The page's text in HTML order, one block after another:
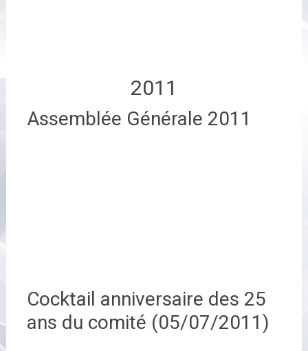
2011
Assemblée Générale 2011
Cocktail anniversaire des 25
ans du comité (05/07/2011)